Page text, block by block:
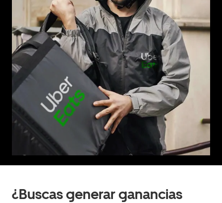
¿Buscas generar ganancias